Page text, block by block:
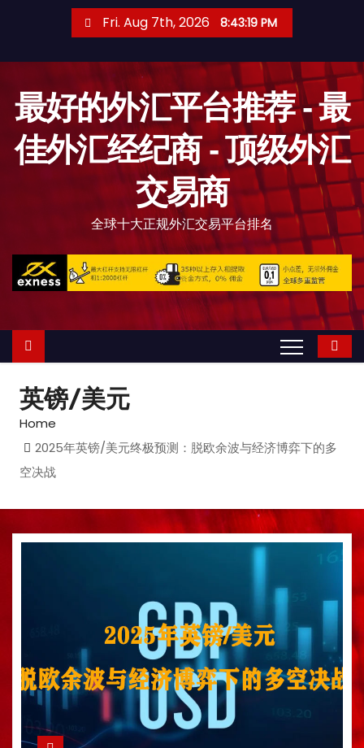
Fri. Aug 7th, 2026 8:43:20 PM
最好的外汇平台推荐 - 最
佳外汇经纪商 - 顶级外汇
交易商
全球十大正规外汇交易平台排名
英镑/美元
Home
2025年英镑/美元终极预测：脱欧余波与经济博弈下的多
空决战